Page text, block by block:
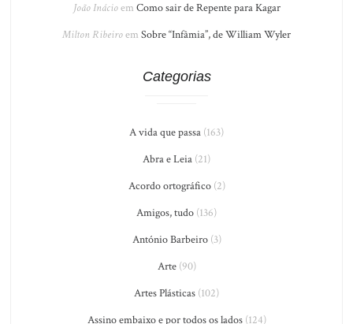
João Inácioem Como sair de Repente para Kagar
Milton Ribeiroem Sobre “Infâmia”, de William Wyler
Categorias
A vida que passa (163)
Abra e Leia (21)
Acordo ortográfico(2)
Amigos, tudo (136)
António Barbeiro(3)
Arte(90)
Artes Plásticas (102)
Assino embaixo e por todos os lados(124)